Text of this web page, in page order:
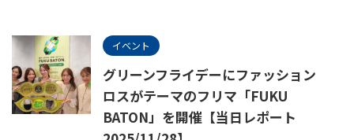
イベント
グリーンフライデーにファッション
ロスがテーマのフリマ「FUKU
BATON」を開催【当日レポート